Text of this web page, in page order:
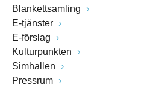
Blankettsamling
E-tjänster
E-förslag
Kulturpunkten
Simhallen
Pressrum